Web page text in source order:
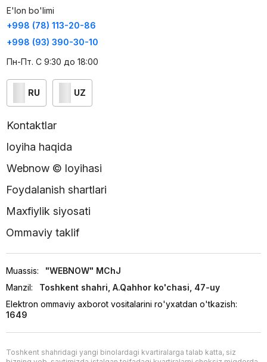
E'lon bo'limi
+998 (78) 113-20-86
+998 (93) 390-30-10
Пн-Пт. С 9:30 до 18:00
RU UZ
Kontaktlar
loyiha haqida
Webnow © loyihasi
Foydalanish shartlari
Maxfiylik siyosati
Ommaviy taklif
Muassis:
"WEBNOW" MChJ
Manzil:
Toshkent shahri, A.Qahhor ko'chasi, 47-uy
Elektron ommaviy axborot vositalarini ro'yxatdan o'tkazish:
1649
Toshkent shahridagi yangi binolardagi kvartiralarga talab katta, siz